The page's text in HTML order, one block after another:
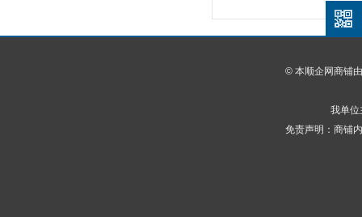
© 本顺企网商铺由
我单位
免责声明：商铺